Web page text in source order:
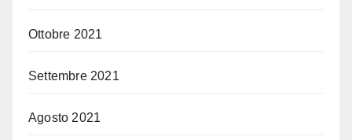
Ottobre 2021
Settembre 2021
Agosto 2021